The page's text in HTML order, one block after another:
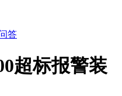
答
超标报警装